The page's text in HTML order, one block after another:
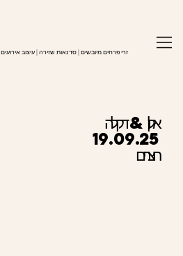
זרי פרחים מיובשים | סדנאות שזירה | עיצוב אירועים
אלון & דקלה
19.09.25
חצרים